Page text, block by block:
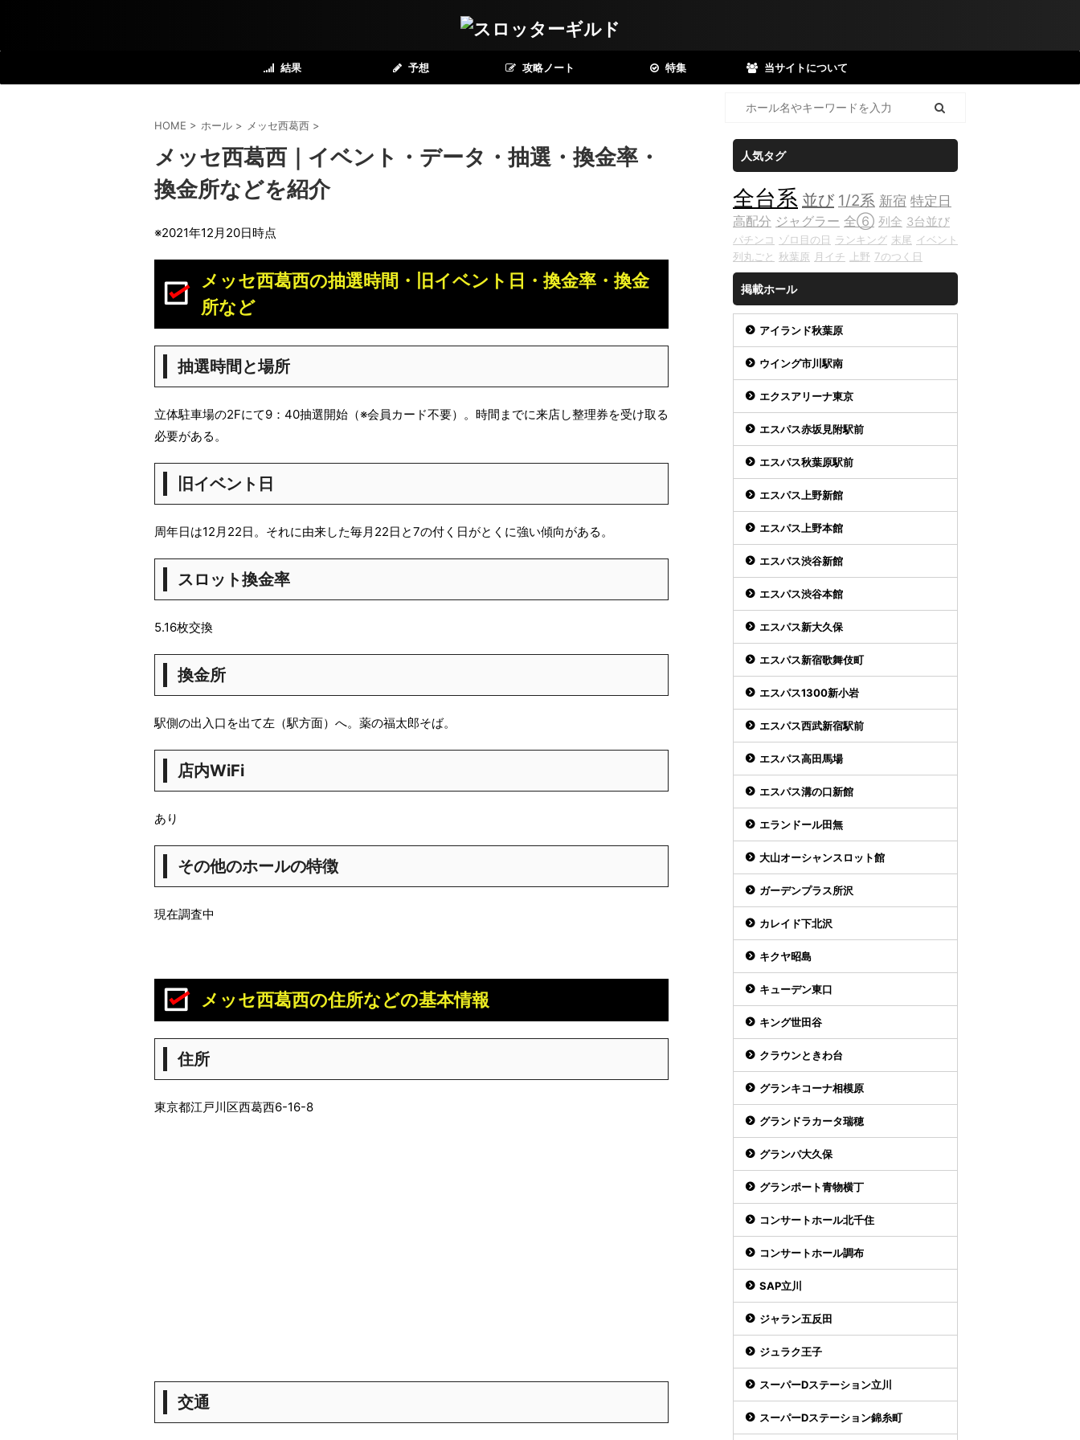
結果 予想 攻略ノート 特集 当サイトについて
HOME > ホール > メッセ西葛西 >
メッセ西葛西｜イベント・データ・抽選・換金率・
換金所などを紹介
※2021年12月20日時点
メッセ西葛西の抽選時間・旧イベント日・換金率・換金
所など
抽選時間と場所
立体駐車場の2Fにて9：40抽選開始（※会員カード不要）。時間までに来店し整理券を受け取る
必要がある。
旧イベント日
周年日は12月22日。それに由来した毎月22日と7の付く日がとくに強い傾向がある。
スロット換金率
5.16枚交換
換金所
駅側の出入口を出て左（駅方面）へ。薬の福太郎そば。
店内WiFi
あり
その他のホールの特徴
現在調査中
メッセ西葛西の住所などの基本情報
住所
東京都江戸川区西葛西6-16-8
交通
人気タグ
全台系 並び 1/2系 新宿 特定日
高配分 ジャグラー 全⑥ 列全 3台並び
パチンコ ゾロ目の日 ランキング 末尾 イベント
列丸ごと 秋葉原 月イチ 上野 7のつく日
掲載ホール
アイランド秋葉原
ウイング市川駅南
エクスアリーナ東京
エスパス赤坂見附駅前
エスパス秋葉原駅前
エスパス上野新館
エスパス上野本館
エスパス渋谷新館
エスパス渋谷本館
エスパス新大久保
エスパス新宿歌舞伎町
エスパス1300新小岩
エスパス西武新宿駅前
エスパス高田馬場
エスパス溝の口新館
エランドール田無
大山オーシャンスロット館
ガーデンプラス所沢
カレイド下北沢
キクヤ昭島
キューデン東口
キング世田谷
クラウンときわ台
グランキコーナ相模原
グランドラカータ瑞穂
グランパ大久保
グランポート青物横丁
コンサートホール北千住
コンサートホール調布
SAP立川
ジャラン五反田
ジュラク王子
スーパーDステーション立川
スーパーDステーション錦糸町